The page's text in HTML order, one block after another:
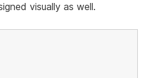
visually as well.